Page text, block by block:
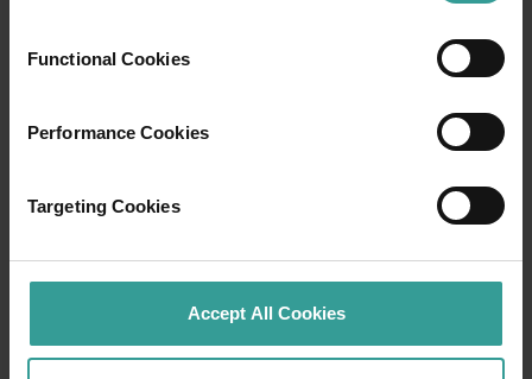
Functional Cookies
Performance Cookies
Targeting Cookies
Accept All Cookies
カルグーリー (Kalgoorlie)からの日帰りツアー
は定期的にアートインスタレーションを訪れ
はカルグーリー (Kalgoorlie)から1時間45分でそ
各彫刻は、メンジーズ (Menzies)の地元住民の
に、丘を登り、彫刻が遠くに消えていくのを
インサイド・オーストラリア(Inside Australia)